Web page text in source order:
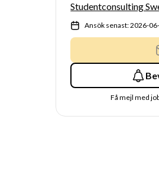
Studentconsulting
Ansök senast: 2026-
Få mejl med